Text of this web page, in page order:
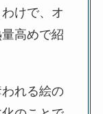
けで、オ
高めで紹
れる絵の